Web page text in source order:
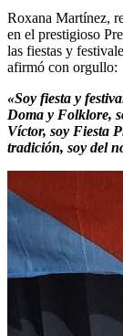
Roxana Martínez,
en el prestigioso
las fiestas y
afirmó con orgullo:
«Soy fiesta y
Doma y Folklore,
Víctor, soy Fiesta
tradición, soy del